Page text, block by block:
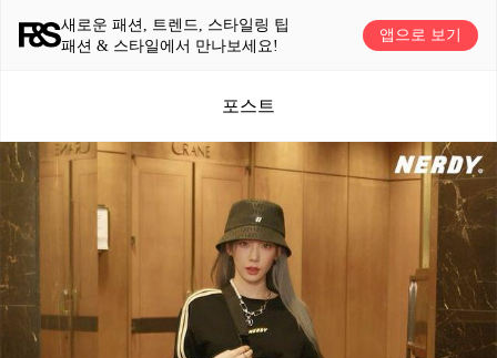
새로운 패션, 트렌드, 스타일링 팁
패션 & 스타일에서 만나보세요!
앱으로 보기
포스트